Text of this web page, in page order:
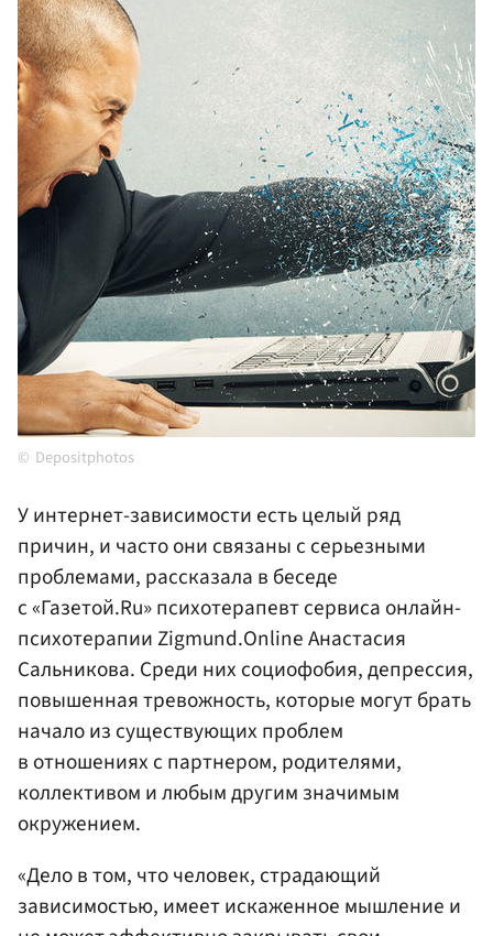
Depositphotos
У интернет-зависимости есть целый ряд
причин, и часто они связаны с серьезными
проблемами, рассказала в беседе
с «Газетой.Ru» психотерапевт сервиса онлайн-
психотерапии Zigmund.Online Анастасия
Сальникова. Среди них социофобия, депрессия,
повышенная тревожность, которые могут брать
начало из существующих проблем
в отношениях с партнером, родителями,
коллективом и любым другим значимым
окружением.
«Дело в том, что человек, страдающий
зависимостью, имеет искаженное мышление и